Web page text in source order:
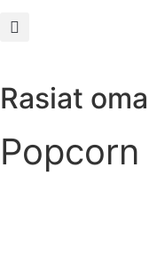
Rasiat
Popcorn